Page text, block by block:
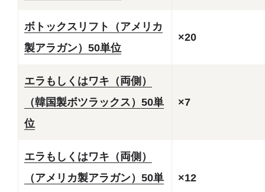
ボトックスリフト（アメリカ
製アラガン）50単位
×20
エラもしくはワキ（両側）
（韓国製ボツラックス）50単
位
×7
エラもしくはワキ（両側）
（アメリカ製アラガン）50単
×12